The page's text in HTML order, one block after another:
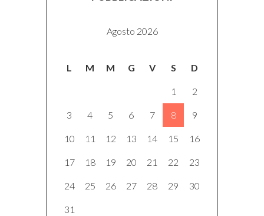
Agosto 2026
L M M G V S D
1 2
3 4 5 6 7 8 9
10 11 12 13 14 15 16
17 18 19 20 21 22 23
24 25 26 27 28 29 30
31